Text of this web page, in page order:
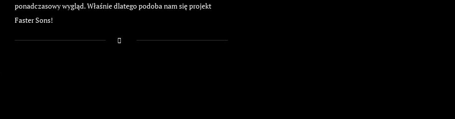
ponadczasowy wygląd. Właśnie dlatego podoba nam się projekt
Faster Sons!